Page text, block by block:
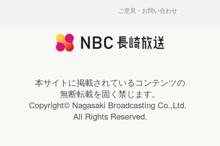
ロ長崎
貿易情
所長
2024
有限会
菅原則和 銀河鉄道999/ゴダイゴ
ご意見・お問い合わせ
本サイトに掲載されているコンテンツの
無断転載を固く禁じます。
Copyright© Nagasaki Broadcasting Co.,Ltd.
All Rights Reserved.